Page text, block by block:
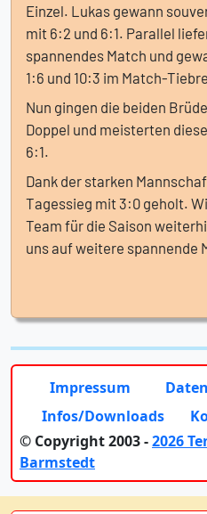
Einzel. Lukas gewann
mit 6:2 und 6:1. Parallel
spannendes Match und
1:6 und 10:3 im Match-
Nun gingen die beiden
Doppel und meisterten
6:1.
Dank der starken
Tagessieg mit 3:0 geholt.
Team für die Saison
uns auf weitere spannende
Impressum
Infos/Downloads
© Copyright 2003 -2026
Barmstedt